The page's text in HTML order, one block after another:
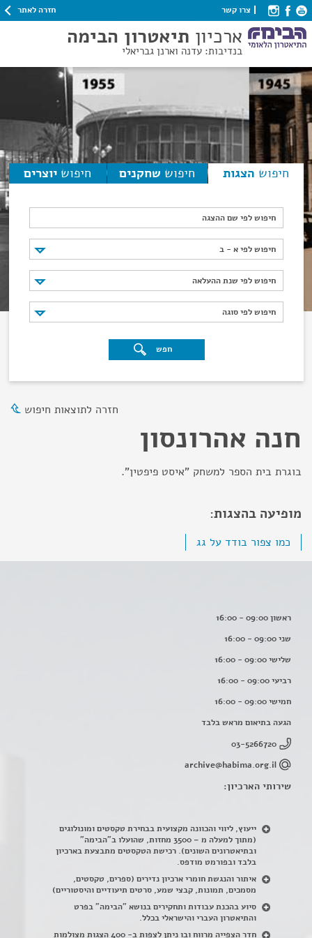
צרו קשר חזרה לאתר
ארכיון תיאטרון הבימה
בנדיבות: עדנה וארנן גבריאלי
חיפוש הצגות חיפוש שחקנים חיפוש יוצרים
חיפוש לפי שם ההצגה
חיפוש לפי א - ב
חיפוש לפי א - ב
חיפוש לפי שנת ההעלאה
חיפוש לפי שנת ההעלאה
חיפוש לפי סוגה
חיפוש לפי סוגה
חפש
חזרה לתוצאות חיפוש
חנה אהרונסון
בוגרת בית הספר למשחק "איסט פיפטין".
מופיעה בהצגות:
כמו צפור בודד על גג
ראשון 09:00 - 16:00
שני 09:00 - 16:00
שלישי 09:00 - 16:00
רביעי 09:00 - 16:00
חמישי 09:00 - 16:00
הגעה בתיאום מראש בלבד
03-5266720
archive@habima.org.il
שירותי הארכיון:
ייעוץ, ליווי והכוונה מקצועית בבחירת טקסטים ומונולוגים
(מתוך למעלה מ – 3500 מחזות, שהועלו ב"הבימה"
ובתיאטרונים השונים). רכישת הטקסטים מתבצעת בארכיון
בלבד ובפורמט מודפס.
איתור והנגשת חומרי ארכיון נדירים (ספרים, טקסטים,
מסמכים, תמונות, קבצי שמע, סרטים תיעודיים והיסטוריים)
סיוע בהכנת עבודות ותחקירים בנושא "הבימה" בפרט
והתיאטרון העברי והישראלי בכלל.
חדר הצפייה מרווח ובו ניתן לצפות ב- 400 הצגות מצולמות